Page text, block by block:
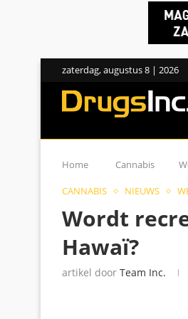
zaterdag, augustus 8 | 2026
Home Cannabis
CANNABIS NIEUWS
Wordt
Hawaï?
artikel door Team Inc.